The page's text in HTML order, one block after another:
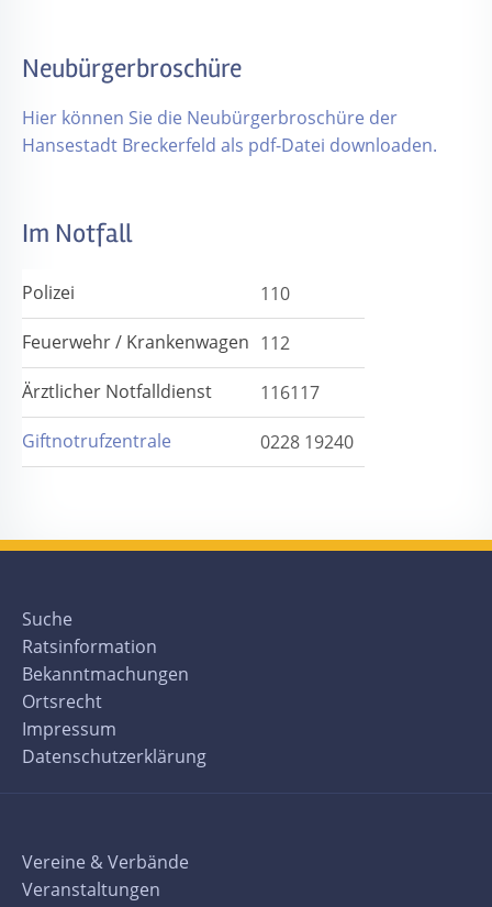
Neubürgerbroschüre
Hier können Sie die Neubürgerbroschüre der
Hansestadt Breckerfeld als pdf-Datei downloaden.
Im Notfall
Polizei
110
Feuerwehr / Krankenwagen 112
Ärztlicher Notfalldienst
116117
Giftnotrufzentrale
0228 19240
Suche
Ratsinformation
Bekanntmachungen
Ortsrecht
Impressum
Datenschutzerklärung
Vereine & Verbände
Veranstaltungen